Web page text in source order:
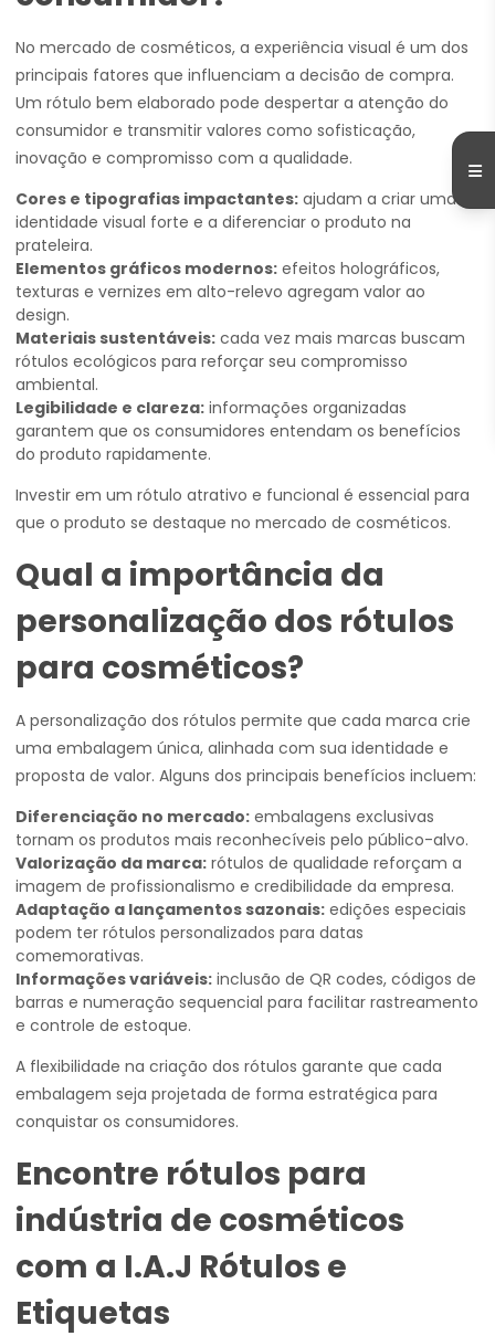
No mercado de cosméticos, a experiência visual é um dos
principais fatores que influenciam a decisão de compra.
Um rótulo bem elaborado pode despertar a atenção do
consumidor e transmitir valores como sofisticação,
inovação e compromisso com a qualidade.
Cores e tipografias impactantes: ajudam a criar uma
identidade visual forte e a diferenciar o produto na
prateleira.
Elementos gráficos modernos: efeitos holográficos,
texturas e vernizes em alto-relevo agregam valor ao
design.
Materiais sustentáveis: cada vez mais marcas buscam
rótulos ecológicos para reforçar seu compromisso
ambiental.
Legibilidade e clareza: informações organizadas
garantem que os consumidores entendam os benefícios
do produto rapidamente.
Investir em um rótulo atrativo e funcional é essencial para
que o produto se destaque no mercado de cosméticos.
Qual a importância da
personalização dos rótulos
para cosméticos?
A personalização dos rótulos permite que cada marca crie
uma embalagem única, alinhada com sua identidade e
proposta de valor. Alguns dos principais benefícios incluem:
Diferenciação no mercado: embalagens exclusivas
tornam os produtos mais reconhecíveis pelo público-alvo.
Valorização da marca: rótulos de qualidade reforçam a
imagem de profissionalismo e credibilidade da empresa.
Adaptação a lançamentos sazonais: edições especiais
podem ter rótulos personalizados para datas
comemorativas.
Informações variáveis: inclusão de QR codes, códigos de
barras e numeração sequencial para facilitar rastreamento
e controle de estoque.
A flexibilidade na criação dos rótulos garante que cada
embalagem seja projetada de forma estratégica para
conquistar os consumidores.
Encontre rótulos para
indústria de cosméticos
com a I.A.J Rótulos e
Etiquetas